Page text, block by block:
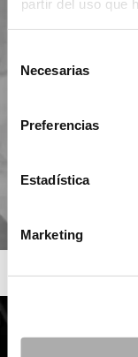
partir del uso que
Necesarias
Preferencias
Estadística
Marketing